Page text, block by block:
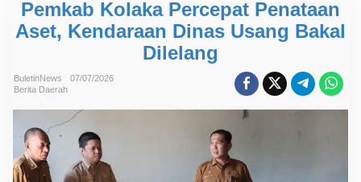
m
k
a
k
Pemkab Kolaka Percepat Penataan
Aset, Kendaraan Dinas Usang Bakal
Dilelang
BuletinNews
07/07/2026
Berita Daerah